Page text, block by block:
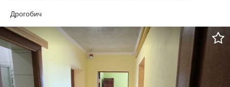
кімнати, 11,8*2=23,6 м² житлової площі. Висота стель: 2,50 м
Санвузол суміжний, є ванна Балкон, який виходить з кухні
Просторий коридор 9,6 м² Гарний житловий стан, квартира
готова до заселення Залишаються всі основні меблі та техніка
— переїзджайте без зайвих турбот! Документи в повному
порядку, квартира вільна для швидкого продажу Про локацію:
Інфрастуктура: Залізничний та автобусний вокзали поруч, що
забезпечує швидкий транспортний зв’язок з іншими містами. У
пішій доступності продуктові магазини, ресторан, дитячий
Дрогобич